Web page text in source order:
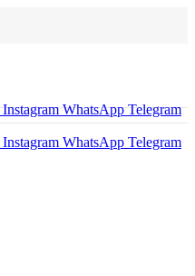
Instagram WhatsApp Telegram
Instagram WhatsApp Telegram